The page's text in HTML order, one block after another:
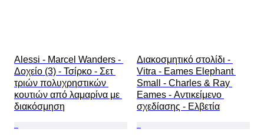
Alessi - Marcel Wanders -
Δοχείο (3) - Τσίρκο - Σετ
τριών πολυχρηστικών
κουτιών από λαμαρίνα με
διακόσμηση
Διακοσμητικό στολίδι -
Vitra - Eames Elephant
Small - Charles & Ray
Eames - Αντικείμενο
σχεδίασης - Ελβετία